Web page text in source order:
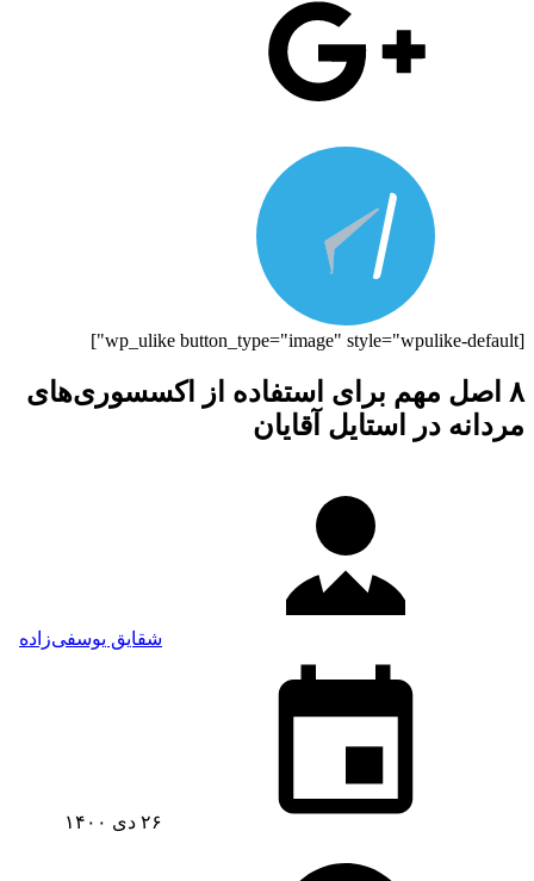
[wp_ulike button_type="image" style="wpulike-default"]
۸ اصل مهم برای استفاده از اکسسوری‌های
مردانه در استایل آقایان
شقایق یوسفی‌زاده
۲۶ دی ۱۴۰۰